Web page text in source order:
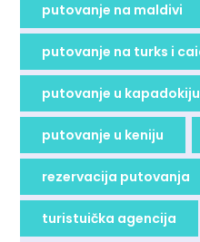
putovanje na maldivi
putovanje na turks i
putovanje u kapadokiju
putovanje u keniju
rezervacija putovanja
turistuička agencija